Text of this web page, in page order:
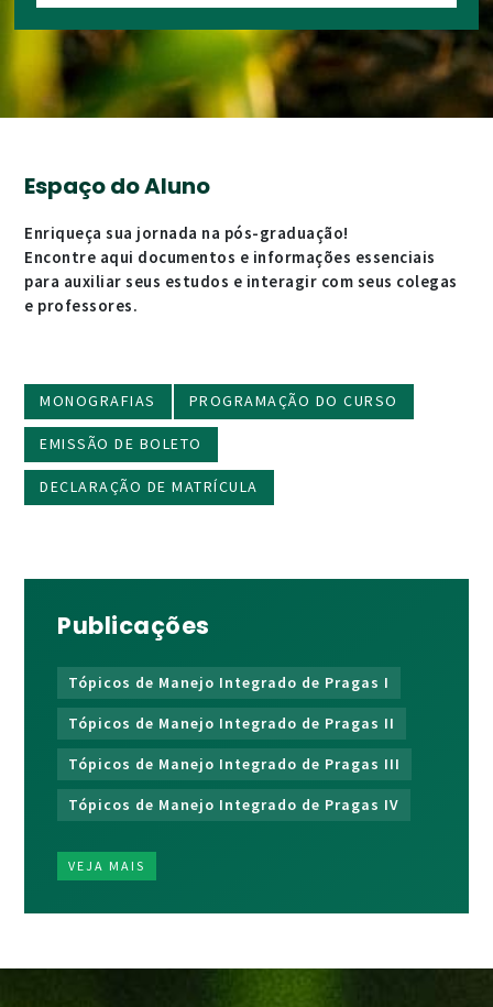
Espaço do Aluno
Enriqueça sua jornada na pós-graduação!
Encontre aqui documentos e informações essenciais
para auxiliar seus estudos e interagir com seus colegas
e professores.
MONOGRAFIAS PROGRAMAÇÃO DO CURSO
EMISSÃO DE BOLETO
DECLARAÇÃO DE MATRÍCULA
Publicações
Tópicos de Manejo Integrado de Pragas I
Tópicos de Manejo Integrado de Pragas II
Tópicos de Manejo Integrado de Pragas III
Tópicos de Manejo Integrado de Pragas IV
VEJA MAIS